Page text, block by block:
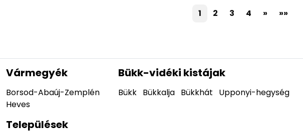
1 2 3 4 » »»
Vármegyék
Borsod-Abaúj-Zemplén
Heves
Bükk-vidéki kistájak
Bükk Bükkalja Bükkhát Upponyi-hegység
Települések